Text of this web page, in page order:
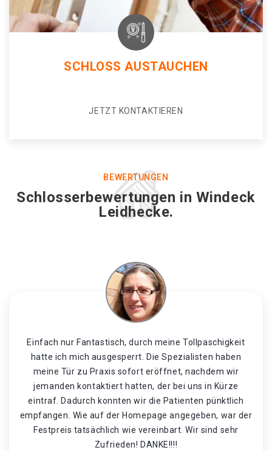
SCHLOSS AUSTAUCHEN
JETZT KONTAKTIEREN
BEWERTUNGEN
Schlosserbewertungen in Windeck
Leidhecke.
Einfach nur Fantastisch, durch meine Tollpaschigkeit
hatte ich mich ausgesperrt. Die Spezialisten haben
meine Tür zu Praxis sofort eröffnet, nachdem wir
jemanden kontaktiert hatten, der bei uns in Kürze
eintraf. Dadurch konnten wir die Patienten pünktlich
empfangen. Wie auf der Homepage angegeben, war der
Festpreis tatsächlich wie vereinbart. Wir sind sehr
Zufrieden! DANKE!!!!